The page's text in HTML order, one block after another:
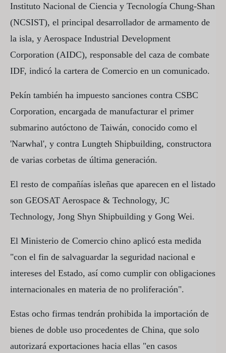
Instituto Nacional de Ciencia y Tecnología Chung-Shan
(NCSIST), el principal desarrollador de armamento de
la isla, y Aerospace Industrial Development
Corporation (AIDC), responsable del caza de combate
IDF, indicó la cartera de Comercio en un comunicado.
Pekín también ha impuesto sanciones contra CSBC
Corporation, encargada de manufacturar el primer
submarino autóctono de Taiwán, conocido como el
'Narwhal', y contra Lungteh Shipbuilding, constructora
de varias corbetas de última generación.
El resto de compañías isleñas que aparecen en el listado
son GEOSAT Aerospace & Technology, JC
Technology, Jong Shyn Shipbuilding y Gong Wei.
El Ministerio de Comercio chino aplicó esta medida
"con el fin de salvaguardar la seguridad nacional e
intereses del Estado, así como cumplir con obligaciones
internacionales en materia de no proliferación".
Estas ocho firmas tendrán prohibida la importación de
bienes de doble uso procedentes de China, que solo
autorizará exportaciones hacia ellas "en casos